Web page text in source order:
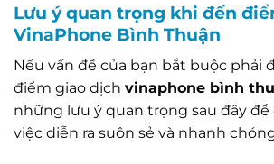
Lưu ý quan trọng khi đến
VinaPhone Bình Thuận
Nếu vấn đề của bạn bắt buộc phải
điểm giao dịch vinaphone bình
những lưu ý quan trọng sau đây
việc diễn ra suôn sẻ và nhanh